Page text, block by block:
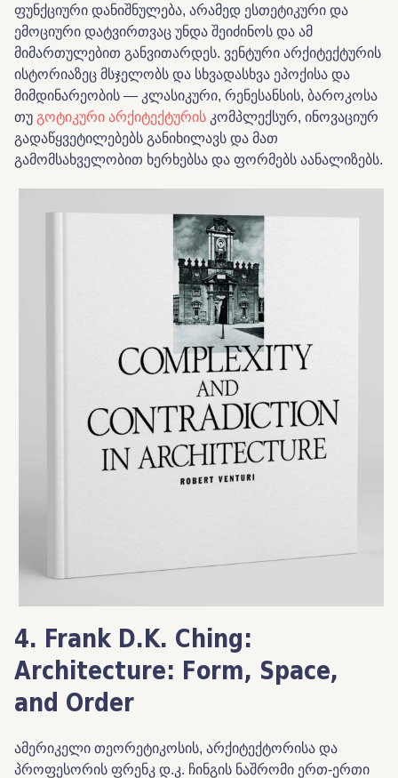
ფუნქციური დანიშნულება, არამედ ესთეტიკური და
ემოციური დატვირთვაც უნდა შეიძინოს და ამ
მიმართულებით განვითარდეს. ვენტური არქიტექტურის
ისტორიაზეც მსჯელობს და სხვადასხვა ეპოქისა და
მიმდინარეობის — კლასიკური, რენესანსის, ბაროკოსა
თუ გოტიკური არქიტექტურის კომპლექსურ, ინოვაციურ
გადაწყვეტილებებს განიხილავს და მათ
გამომსახველობით ხერხებსა და ფორმებს აანალიზებს.
4. Frank D.K. Ching:
Architecture: Form, Space,
and Order
ამერიკელი თეორეტიკოსის, არქიტექტორისა და
პროფესორის ფრენკ დ.კ. ჩინგის ნაშრომი ერთ-ერთი